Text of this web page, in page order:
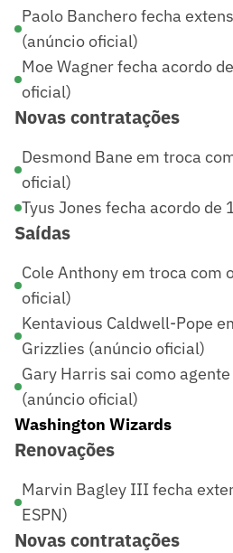
Paolo Banchero fecha
(anúncio oficial)
Moe Wagner fecha acordo
oficial)
Novas contratações
Desmond Bane em troca
oficial)
Tyus Jones fecha acordo de
Saídas
Cole Anthony em troca com
oficial)
Kentavious Caldwell-Pope
Grizzlies (anúncio oficial)
Gary Harris sai como
(anúncio oficial)
Washington Wizards
Renovações
Marvin Bagley III fecha
ESPN)
Novas contratações